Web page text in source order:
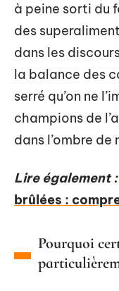
à peine sorti du
des
dans les
la balance des
serré qu’on ne
champions de
dans l’ombre
Lire également :
brûlées :
Pourquoi